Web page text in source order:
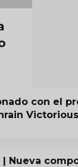
con el
| Nueva